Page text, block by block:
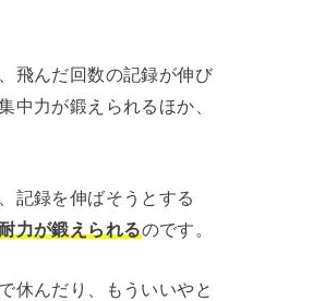
飛んだ回数の記録が伸び
中力が鍛えられるほか、
記録を伸ばそうとする
力が鍛えられるのです。
休んだり、もういいやと